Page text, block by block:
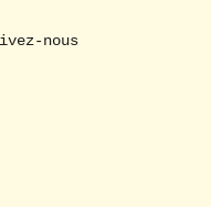
nous